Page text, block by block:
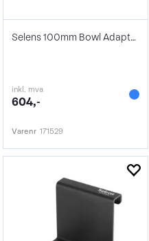
Selens 100mm Bowl Adapter
inkl. mva
604,-
Varenr 171529